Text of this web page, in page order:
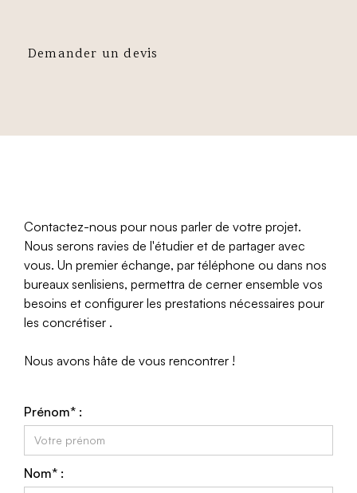
Demander un devis
Contactez-nous pour nous parler de votre projet.
Nous serons ravies de l'étudier et de partager avec
vous. Un premier échange, par téléphone ou dans nos
bureaux senlisiens, permettra de cerner ensemble vos
besoins et configurer les prestations nécessaires pour
les concrétiser .
Nous avons hâte de vous rencontrer !
Prénom* :
Nom* :